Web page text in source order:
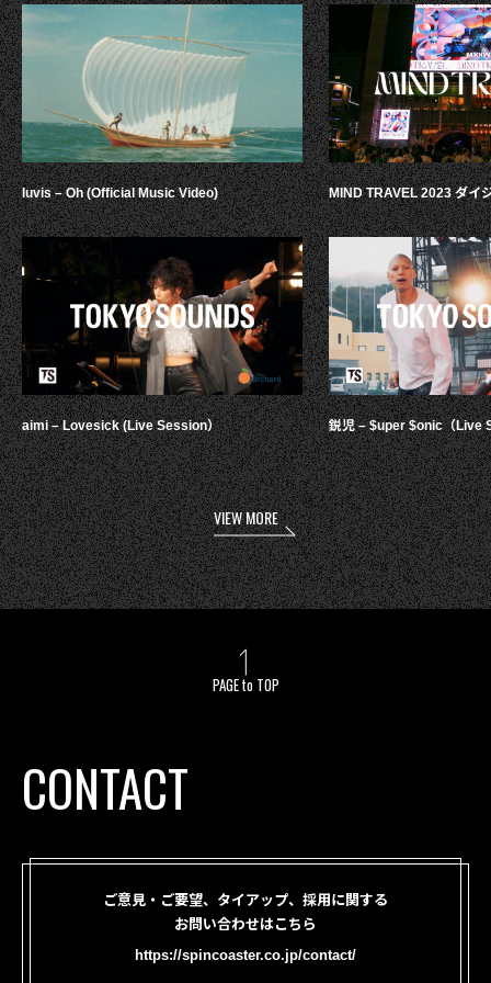
luvis – Oh (Official Music Video)
aimi – Lovesick (Live Session）
MIND TRAVEL 2023 ダイ
鋭児 – $uper $onic（Live
VIEW MORE
PAGE to TOP
CONTACT
ご意見・ご要望、タイアップ、採用に関する
お問い合わせはこちら
https://spincoaster.co.jp/contact/